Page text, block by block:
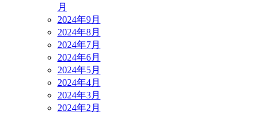
月
2024年9月
2024年8月
2024年7月
2024年6月
2024年5月
2024年4月
2024年3月
2024年2月